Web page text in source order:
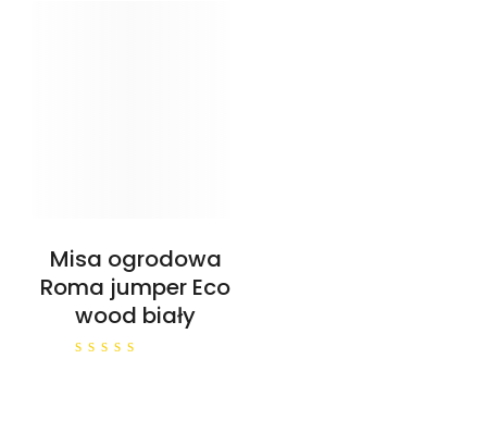
Misa ogrodowa
Roma jumper Eco
wood biały